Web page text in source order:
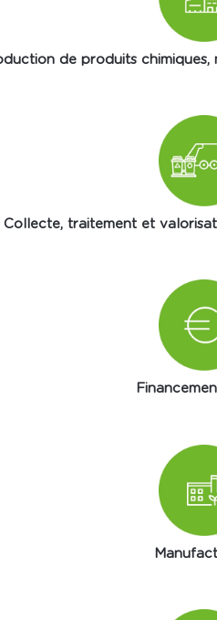
de produits chimiques,
Collecte, traitement et